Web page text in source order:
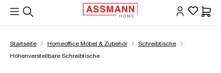
springen
Startseite Homeoffice Möbel & Zubehör
Schreibtische
Höhenverstellbare Schreibtische